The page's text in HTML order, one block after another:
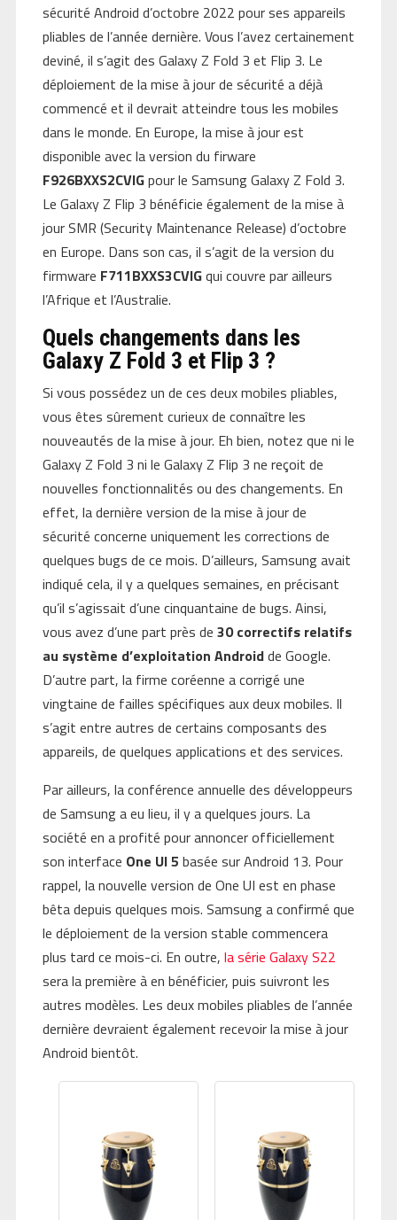
sécurité Android d’octobre 2022 pour ses appareils
pliables de l’année dernière. Vous l’avez certainement
deviné, il s’agit des Galaxy Z Fold 3 et Flip 3. Le
déploiement de la mise à jour de sécurité a déjà
commencé et il devrait atteindre tous les mobiles
dans le monde. En Europe, la mise à jour est
disponible avec la version du firware
F926BXXS2CVIGpour le Samsung Galaxy Z Fold 3.
Le Galaxy Z Flip 3 bénéficie également de la mise à
jour SMR (Security Maintenance Release) d’octobre
en Europe. Dans son cas, il s’agit de la version du
firmware F711BXXS3CVIGqui couvre par ailleurs
l’Afrique et l’Australie.
Quels changements dans les
Galaxy Z Fold 3 et Flip 3 ?
Si vous possédez un de ces deux mobiles pliables,
vous êtes sûrement curieux de connaître les
nouveautés de la mise à jour. Eh bien, notez que ni le
Galaxy Z Fold 3 ni le Galaxy Z Flip 3 ne reçoit de
nouvelles fonctionnalités ou des changements. En
effet, la dernière version de la mise à jour de
sécurité concerne uniquement les corrections de
quelques bugs de ce mois. D’ailleurs, Samsung avait
indiqué cela, il y a quelques semaines, en précisant
qu’il s’agissait d’une cinquantaine de bugs. Ainsi,
vous avez d’une part près de 30 correctifs relatifs
au système d’exploitation Androidde Google.
D’autre part, la firme coréenne a corrigé une
vingtaine de failles spécifiques aux deux mobiles. Il
s’agit entre autres de certains composants des
appareils, de quelques applications et des services.
Par ailleurs, la conférence annuelle des développeurs
de Samsung a eu lieu, il y a quelques jours. La
société en a profité pour annoncer officiellement
son interface One UI 5 basée sur Android 13. Pour
rappel, la nouvelle version de One UI est en phase
bêta depuis quelques mois. Samsung a confirmé que
le déploiement de la version stable commencera
plus tard ce mois-ci. En outre, la série Galaxy S22
sera la première à en bénéficier, puis suivront les
autres modèles. Les deux mobiles pliables de l’année
dernière devraient également recevoir la mise à jour
Android bientôt.